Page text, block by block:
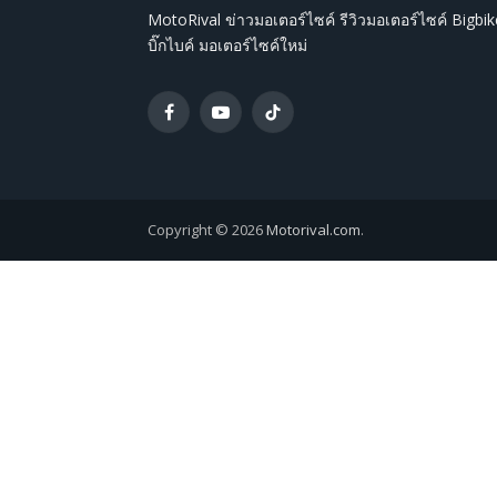
MotoRival ข่าวมอเตอร์ไซค์ รีวิวมอเตอร์ไซค์
บิ๊กไบค์ มอเตอร์ไซค์ใหม่
FacebookYouTubeTikTok
Copyright © 2026Motorival.com.